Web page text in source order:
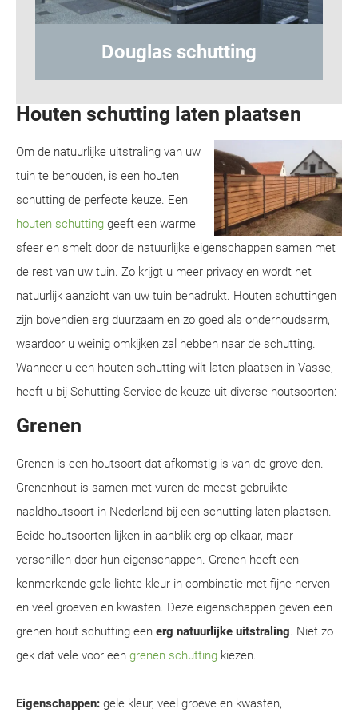
Hout-betonschutting
Houten schutting laten plaatsen
Om de natuurlijke uitstraling van uw
tuin te behouden, is een houten
schutting de perfecte keuze. Een
houten schutting geeft een warme
sfeer en smelt door de natuurlijke eigenschappen samen met
de rest van uw tuin. Zo krijgt u meer privacy en wordt het
natuurlijk aanzicht van uw tuin benadrukt. Houten schuttingen
zijn bovendien erg duurzaam en zo goed als onderhoudsarm,
waardoor u weinig omkijken zal hebben naar de schutting.
Wanneer u een houten schutting wilt laten plaatsen in Vasse,
heeft u bij Schutting Service de keuze uit diverse houtsoorten:
Grenen
Grenen is een houtsoort dat afkomstig is van de grove den.
Grenenhout is samen met vuren de meest gebruikte
naaldhoutsoort in Nederland bij een schutting laten plaatsen.
Beide houtsoorten lijken in aanblik erg op elkaar, maar
verschillen door hun eigenschappen. Grenen heeft een
kenmerkende gele lichte kleur in combinatie met fijne nerven
en veel groeven en kwasten. Deze eigenschappen geven een
grenen hout schutting een erg natuurlijke uitstraling. Niet zo
gek dat vele voor een grenen schutting kiezen.
Eigenschappen: gele kleur, veel groeve en kwasten,